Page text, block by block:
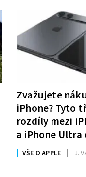
Zvažujete
iPhone? Tyto
rozdíly mezi
a iPhone Ultra
rozhodnutí
VŠE O APPLE J.